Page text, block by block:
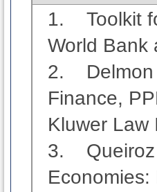
1. Toolkit
World Bank
2. Delmon
Finance,
Kluwer Law
3.